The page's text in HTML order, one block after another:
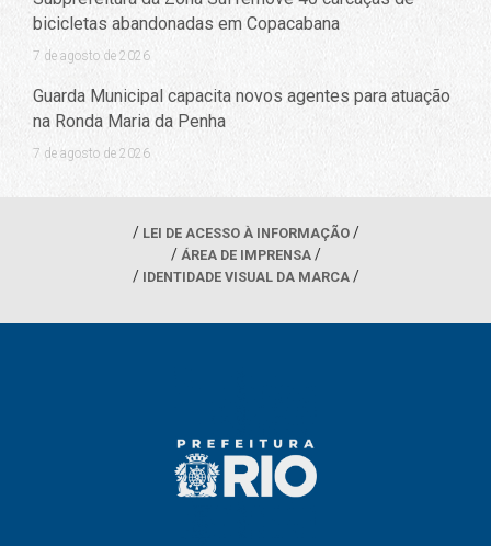
bicicletas abandonadas em Copacabana
7 de agosto de 2026
Guarda Municipal capacita novos agentes para atuação
na Ronda Maria da Penha
7 de agosto de 2026
LEI DE ACESSO À INFORMAÇÃO
ÁREA DE IMPRENSA
IDENTIDADE VISUAL DA MARCA